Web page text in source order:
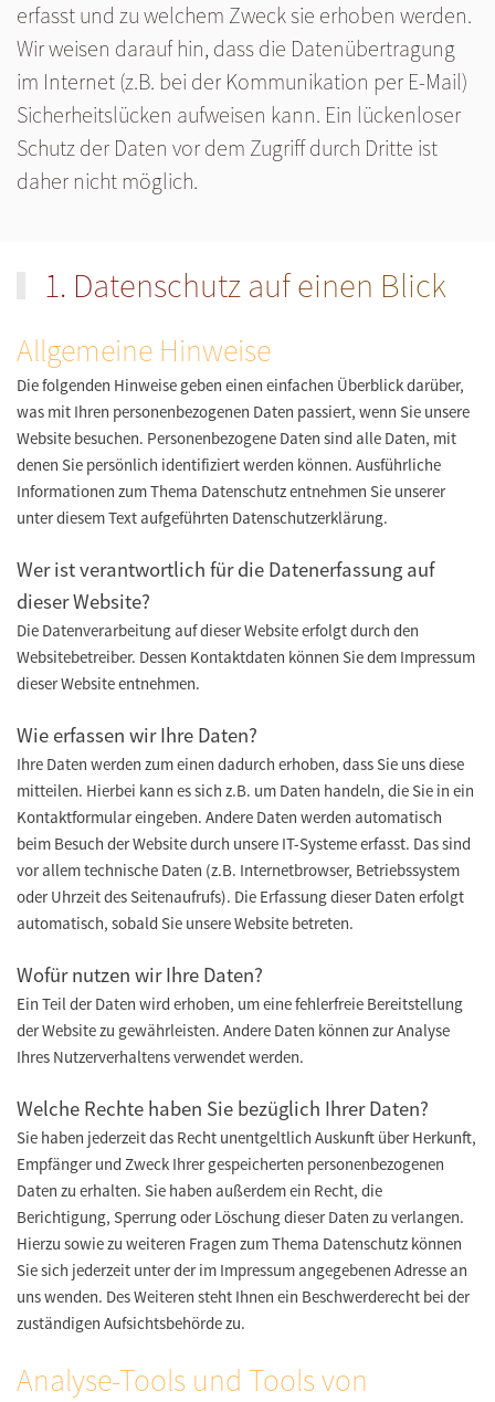
erfasst und zu welchem Zweck sie erhoben werden.
Wir weisen darauf hin, dass die Datenübertragung
im Internet (z.B. bei der Kommunikation per E-Mail)
Sicherheitslücken aufweisen kann. Ein lückenloser
Schutz der Daten vor dem Zugriff durch Dritte ist
daher nicht möglich.
1. Datenschutz auf einen Blick
Allgemeine Hinweise
Die folgenden Hinweise geben einen einfachen Überblick darüber,
was mit Ihren personenbezogenen Daten passiert, wenn Sie unsere
Website besuchen. Personenbezogene Daten sind alle Daten, mit
denen Sie persönlich identifiziert werden können. Ausführliche
Informationen zum Thema Datenschutz entnehmen Sie unserer
unter diesem Text aufgeführten Datenschutzerklärung.
Wer ist verantwortlich für die Datenerfassung auf
dieser Website?
Die Datenverarbeitung auf dieser Website erfolgt durch den
Websitebetreiber. Dessen Kontaktdaten können Sie dem Impressum
dieser Website entnehmen.
Wie erfassen wir Ihre Daten?
Ihre Daten werden zum einen dadurch erhoben, dass Sie uns diese
mitteilen. Hierbei kann es sich z.B. um Daten handeln, die Sie in ein
Kontaktformular eingeben. Andere Daten werden automatisch
beim Besuch der Website durch unsere IT-Systeme erfasst. Das sind
vor allem technische Daten (z.B. Internetbrowser, Betriebssystem
oder Uhrzeit des Seitenaufrufs). Die Erfassung dieser Daten erfolgt
automatisch, sobald Sie unsere Website betreten.
Wofür nutzen wir Ihre Daten?
Ein Teil der Daten wird erhoben, um eine fehlerfreie Bereitstellung
der Website zu gewährleisten. Andere Daten können zur Analyse
Ihres Nutzerverhaltens verwendet werden.
Welche Rechte haben Sie bezüglich Ihrer Daten?
Sie haben jederzeit das Recht unentgeltlich Auskunft über Herkunft,
Empfänger und Zweck Ihrer gespeicherten personenbezogenen
Daten zu erhalten. Sie haben außerdem ein Recht, die
Berichtigung, Sperrung oder Löschung dieser Daten zu verlangen.
Hierzu sowie zu weiteren Fragen zum Thema Datenschutz können
Sie sich jederzeit unter der im Impressum angegebenen Adresse an
uns wenden. Des Weiteren steht Ihnen ein Beschwerderecht bei der
zuständigen Aufsichtsbehörde zu.
Analyse-Tools und Tools von